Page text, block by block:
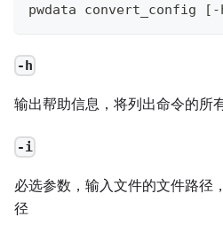
pwdata convert_config [-h]
-h
输出帮助信息，将列出命令的所
-i
必选参数，输入文件的文件路径
径